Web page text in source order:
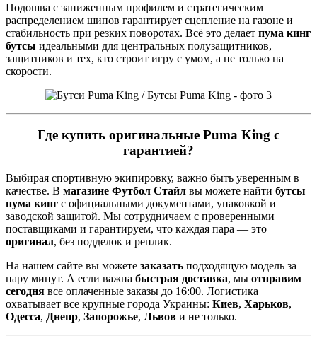
Подошва с заниженным профилем и стратегическим
распределением шипов гарантирует сцепление на газоне и
стабильность при резких поворотах. Всё это делает пума кинг
бутсы идеальными для центральных полузащитников,
защитников и тех, кто строит игру с умом, а не только на
скорости.
Где купить оригинальные Puma King с
гарантией?
Выбирая спортивную экипировку, важно быть уверенным в
качестве. В магазине Футбол Стайл вы можете найти бутсы
пума кинг с официальными документами, упаковкой и
заводской защитой. Мы сотрудничаем с проверенными
поставщиками и гарантируем, что каждая пара — это
оригинал, без подделок и реплик.
На нашем сайте вы можете заказать подходящую модель за
пару минут. А если важна быстрая доставка, мы отправим
сегодня все оплаченные заказы до 16:00. Логистика
охватывает все крупные города Украины: Киев, Харьков,
Одесса, Днепр, Запорожье, Львов и не только.